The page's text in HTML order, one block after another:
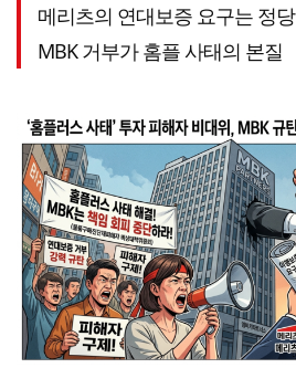
메리츠의 연대보증 요구는 정당
MBK 거부가 홈플 사태의 본질